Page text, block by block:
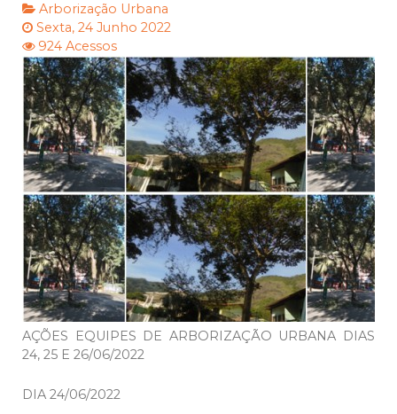
Arborização Urbana
Sexta, 24 Junho 2022
924 Acessos
AÇÕES EQUIPES DE ARBORIZAÇÃO URBANA DIAS
24, 25 E 26/06/2022
DIA 24/06/2022